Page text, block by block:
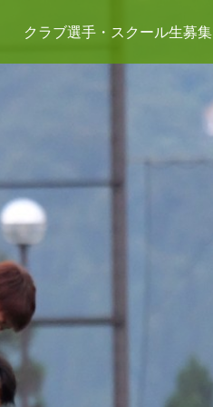
クラブ選手・スクール生募集